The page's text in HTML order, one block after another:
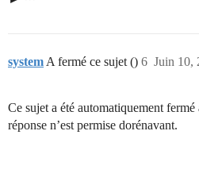
system A fermé ce sujet () Juin 10,
6
Ce sujet a été automatiquement
réponse n’est permise dorénavant.